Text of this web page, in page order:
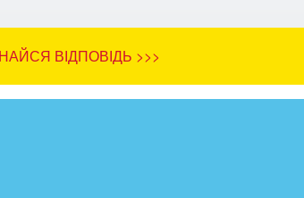
ВІДПОВІДЬ >>>